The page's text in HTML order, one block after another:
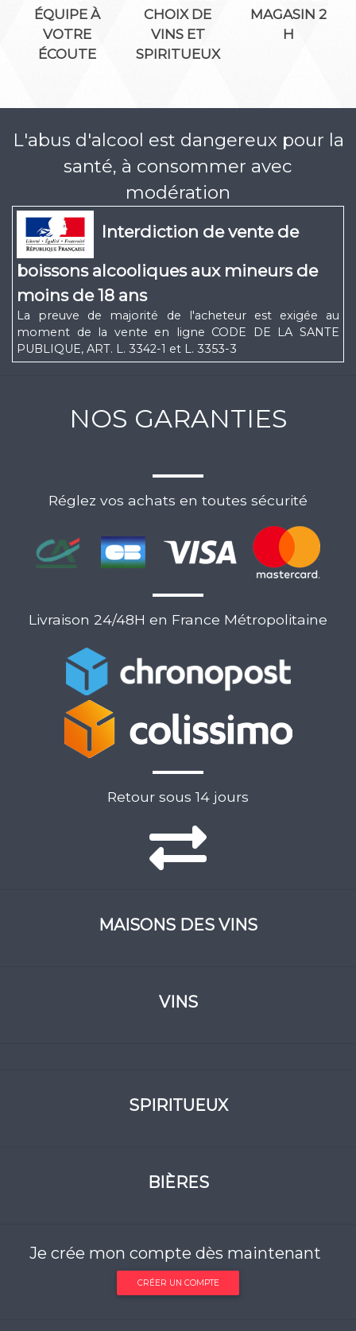
ÉQUIPE À
VOTRE
ÉCOUTE
CHOIX DE
VINS ET
SPIRITUEUX
MAGASIN 2
H
L'abus d'alcool est dangereux pour la
santé, à consommer avec
modération
Interdiction de vente de
boissons alcooliques aux mineurs de
moins de 18 ans
La preuve de majorité de l'acheteur est exigée au
moment de la vente en ligne CODE DE LA SANTE
PUBLIQUE, ART. L. 3342-1 et L. 3353-3
NOS GARANTIES
Réglez vos achats en toutes sécurité
Livraison 24/48H en France Métropolitaine
Retour sous 14 jours
MAISONS DES VINS
VINS
SPIRITUEUX
BIÈRES
Je crée mon compte dès maintenant
CRÉER UN COMPTE